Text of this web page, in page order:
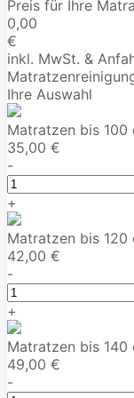
Preis für Ihre
0,00
€
inkl. MwSt. &
Ihre Auswahl
Matratzen bis 100
35,00 €
-
+
Matratzen bis 120
42,00 €
-
+
Matratzen bis 140
49,00 €
-